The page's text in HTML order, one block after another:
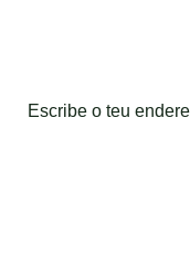
Escribe o teu